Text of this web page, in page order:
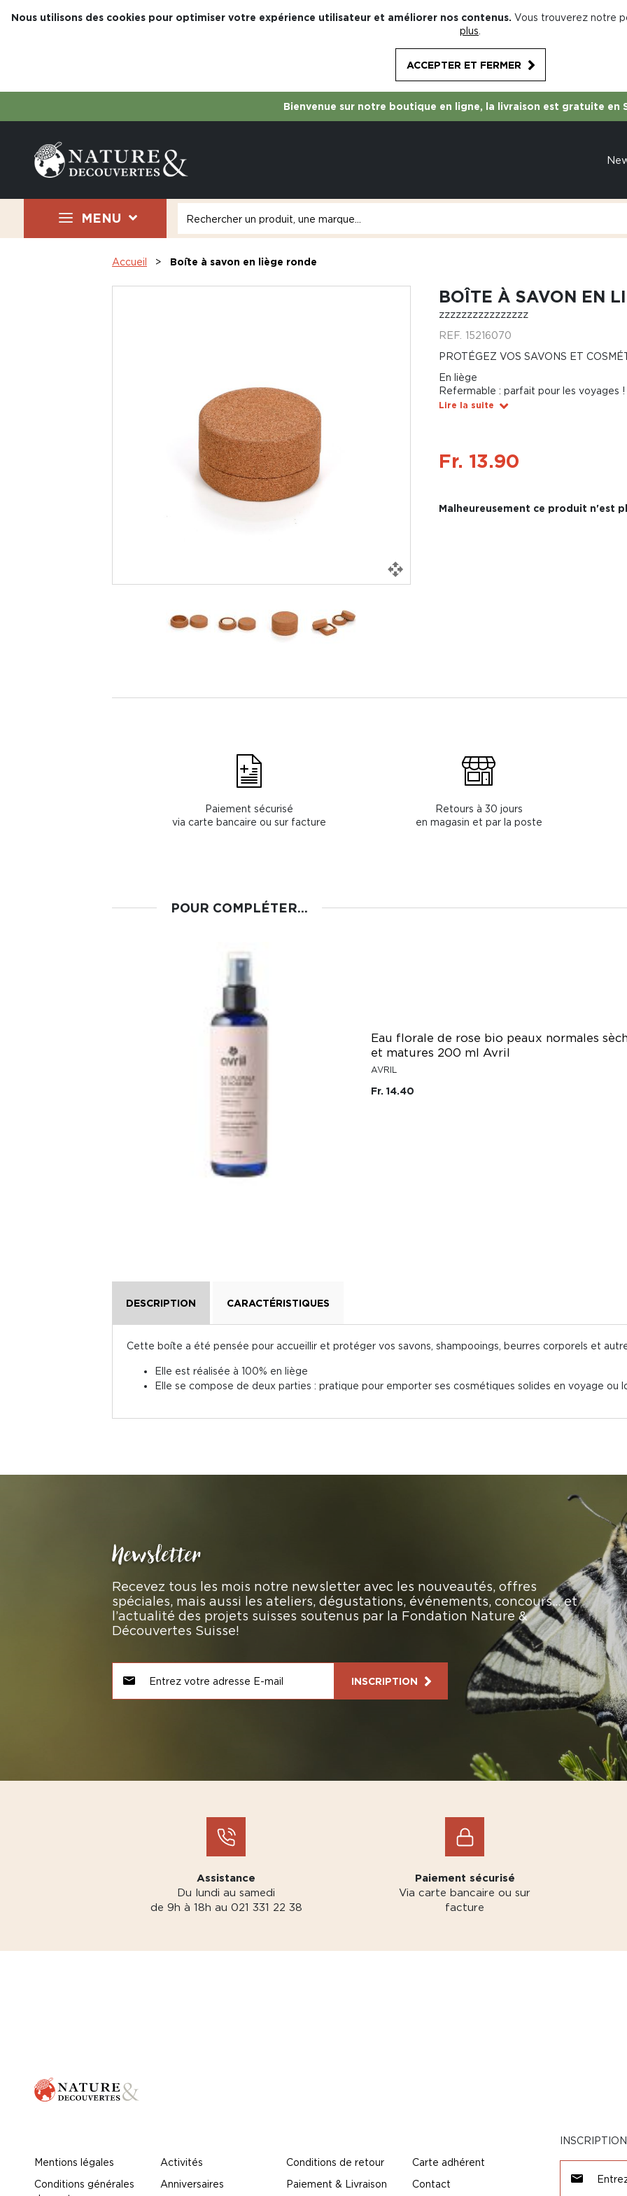
Nous utilisons des cookies pour optimiser votre expérience utilisateur et améliorer nos contenus. Vous trouverez notre
plus
ACCEPTER ET FERMER
Bienvenue sur notre boutique en ligne, la livraison est gratuite en
MENU
Accueil Boîte à savon en liège ronde
BOÎTE À SAVON EN
zzzzzzzzzzzzzzzz
REF. 15216070
PROTÉGEZ VOS SAVONS ET
En liège
Refermable : parfait pour les voyages !
Lire la suite
Fr. 13.90
Malheureusement ce produit n'est
Paiement sécurisé
via carte bancaire ou sur facture
Retours à 30 jours
en magasin et par la poste
POUR COMPLÉTER...
Eau florale de rose bio peaux normales
et matures 200 ml Avril
AVRIL
Fr. 14.40
DESCRIPTION CARACTÉRISTIQUES
Cette boîte a été pensée pour accueillir et protéger vos savons, shampooings, beurres corporels et
Elle est réalisée à 100% en liège
Elle se compose de deux parties : pratique pour emporter ses cosmétiques solides en voyage ou
Newsletter
Recevez tous les mois notre newsletter avec les nouveautés, offres
spéciales, mais aussi les ateliers, dégustations, événements, concours… et
l’actualité des projets suisses soutenus par la Fondation Nature &
Découvertes Suisse!
INSCRIPTION
Assistance
Du lundi au samedi
de 9h à 18h au 021 331 22 38
Paiement sécurisé
Via carte bancaire ou sur
facture
Mentions légales
Conditions générales
Activités
Anniversaires
Conditions de retour
Paiement & Livraison
Carte adhérent
Contact